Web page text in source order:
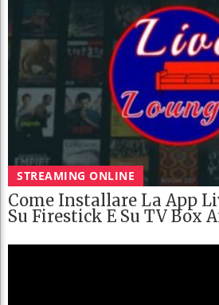
STREAMING ONLINE
Come Installare La App
Su Firestick E Su TV Box